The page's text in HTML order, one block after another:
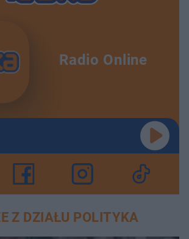
Radio Online
Z DZIAŁU POLITYKA